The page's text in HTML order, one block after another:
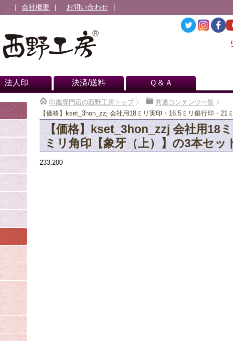
会社概要 お問い合わせ
法人印 決済/送料 Ｑ＆Ａ
印鑑専門店の西野工房トップ
共通コンテンツ一覧
【価格】kset_3hon_zzj 会社用18ミリ実印・16.5ミリ銀行印・21
【価格】kset_3hon_zzj 会社用18
ミリ角印【象牙（上）】の3本セッ
233,200